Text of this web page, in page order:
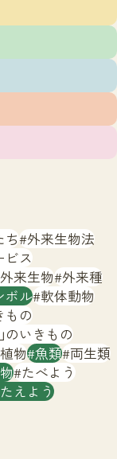
大
ーとは
ち 外来生物法
ビス
来生物 外来種
ボル 軟体動物
もの
のいきもの
植物 魚類 両生類
たべよう
えよう